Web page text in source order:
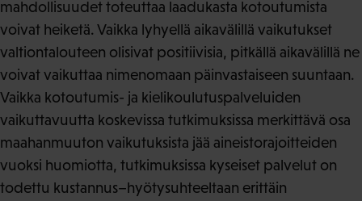
mahdollisuudet toteuttaa laadukasta kotoutumista
voivat heiketä. Vaikka lyhyellä aikavälillä vaikutukset
valtiontalouteen olisivat positiivisia, pitkällä aikavälillä ne
voivat vaikuttaa nimenomaan päinvastaiseen suuntaan.
Vaikka kotoutumis- ja kielikoulutuspalveluiden
vaikuttavuutta koskevissa tutkimuksissa merkittävä osa
maahanmuuton vaikutuksista jää aineistorajoitteiden
vuoksi huomiotta, tutkimuksissa kyseiset palvelut on
todettu kustannus–hyötysuhteeltaan erittäin